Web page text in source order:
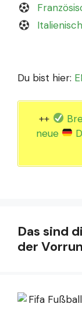
Du bist hier:
++
neue
Das sind
der